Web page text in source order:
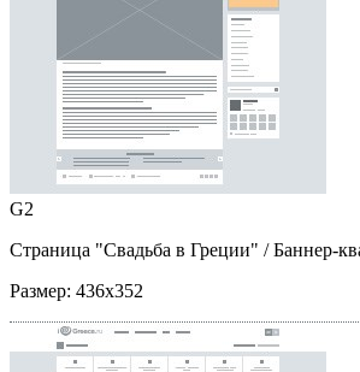
G2
Страница "Свадьба в Греции" / Баннер-
Размер: 436x352